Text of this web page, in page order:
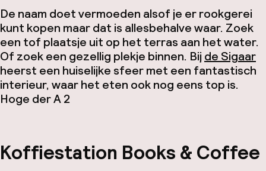
De naam doet vermoeden alsof je er rookgerei
kunt kopen maar dat is allesbehalve waar. Zoek
een tof plaatsje uit op het terras aan het water.
Of zoek een gezellig plekje binnen. Bij de Sigaar
heerst een huiselijke sfeer met een fantastisch
interieur, waar het eten ook nog eens top is.
Hoge der A 2
Koffiestation Books & Coffee